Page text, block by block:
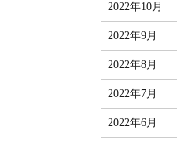
2022年10月
2022年9月
2022年8月
2022年7月
2022年6月